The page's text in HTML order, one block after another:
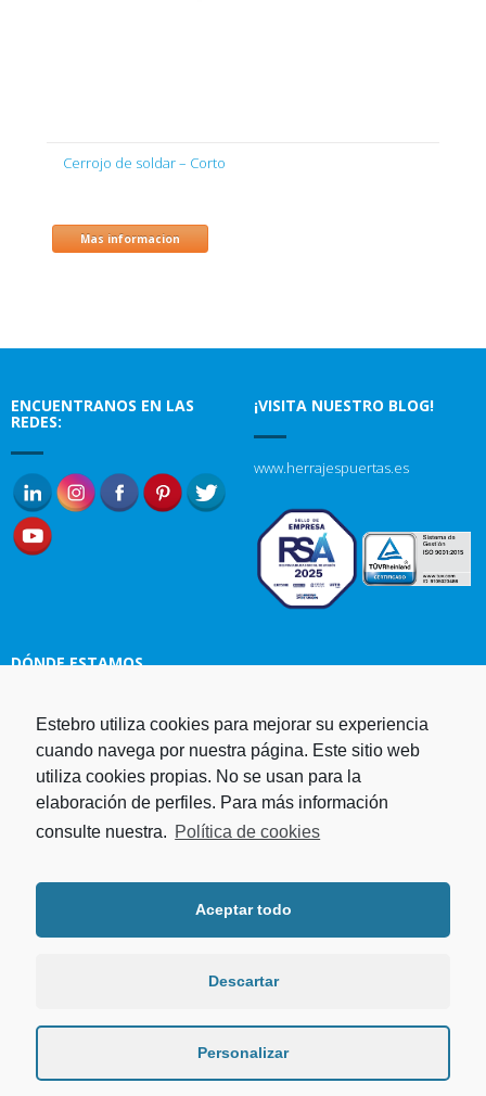
Cerrojo de soldar – Corto
Mas informacion
ENCUENTRANOS EN LAS
REDES:
¡VISITA NUESTRO BLOG!
www.herrajespuertas.es
DÓNDE ESTAMOS
Estampaciones EBRO, S.L.
Polg. Ind. Malpica-Alfindén C/H
naves 10, 12, 14 y 5 50171 La
Puebla de Alfindén Zaragoza,
España
Fax. +34 976 108 058
Política de privacidad
Programa operativo FEDER Aragón
2014-2020Plan de recuperación,
Programa FEDER 2021-2027
Estebro utiliza cookies para mejorar su experiencia
cuando navega por nuestra página. Este sitio web
utiliza cookies propias. No se usan para la
elaboración de perfiles. Para más información
consulte nuestra. Política de cookies
Aceptar todo
Descartar
Personalizar